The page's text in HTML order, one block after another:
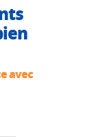
avec